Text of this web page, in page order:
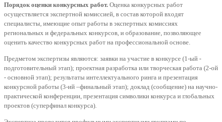
Порядок оценки конкурсных работ. Оценка конкурсных работ
осуществляется экспертной комиссией, в состав которой входят
специалисты, имеющие опыт работы в экспертных комиссиях
региональных и федеральных конкурсов, и образование, позволяющее
оценить качество конкурсных работ на профессиональной основе.
Предметом экспертизы являются: заявки на участие в конкурсе (1-ый -
подготовительный этап); проектная разработка или творческая работа (2-ой
- основной этап); результаты интеллектуального ринга и презентация
конкурсной работы (3-ий –финальный этап); доклад (сообщение) на научно-
практической конференции, презентация символики конкурса и глобальных
проектов (суперфинал конкурса).